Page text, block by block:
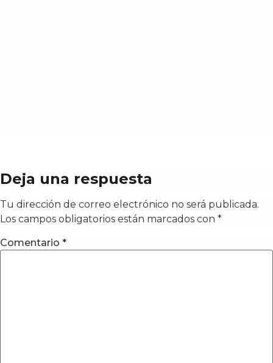
Deja una respuesta
Tu dirección de correo electrónico no será publicada.
Los campos obligatorios están marcados con *
Comentario *